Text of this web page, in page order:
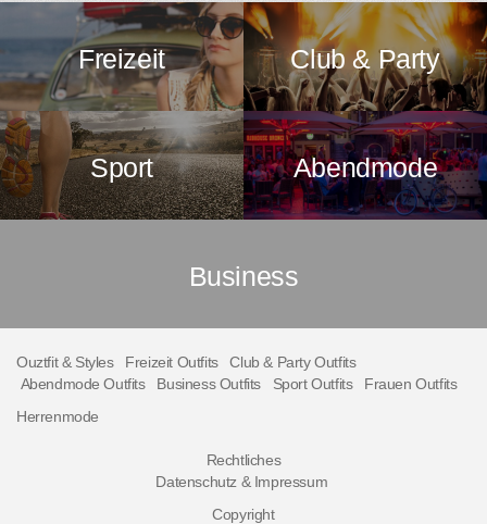
Freizeit Club & Party
Sport Abendmode
Business
Ouztfit & Styles Freizeit Outfits
Club & Party Outfits
Abendmode Outfits
Business Outfits Sport Outfits
Frauen Outfits
Herrenmode
Rechtliches
Datenschutz & Impressum
Copyright